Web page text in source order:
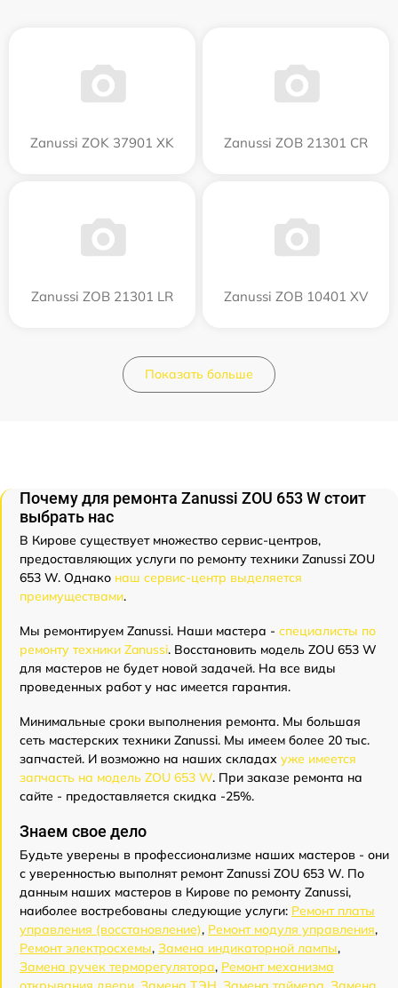
Zanussi ZOK 37901 XK Zanussi ZOB 21301 CR
Zanussi ZOB 21301 LR Zanussi ZOB 10401 XV
Показать больше
Почему для ремонта Zanussi ZOU 653 W стоит
выбрать нас
В Кирове существует множество сервис-центров,
предоставляющих услуги по ремонту техники Zanussi ZOU
653 W. Однако наш сервис-центр выделяется
преимуществами.
Мы ремонтируем Zanussi. Наши мастера - специалисты по
ремонту техники Zanussi. Восстановить модель ZOU 653 W
для мастеров не будет новой задачей. На все виды
проведенных работ у нас имеется гарантия.
Минимальные сроки выполнения ремонта. Мы большая
сеть мастерских техники Zanussi. Мы имеем более 20 тыс.
запчастей. И возможно на наших складах уже имеется
запчасть на модель ZOU 653 W. При заказе ремонта на
сайте - предоставляется скидка -25%.
Знаем свое дело
Будьте уверены в профессионализме наших мастеров - они
с уверенностью выполнят ремонт Zanussi ZOU 653 W. По
данным наших мастеров в Кирове по ремонту Zanussi,
наиболее востребованы следующие услуги: Ремонт платы
управления (восстановление), Ремонт модуля управления,
Ремонт электросхемы, Замена индикаторной лампы,
Замена ручек терморегулятора, Ремонт механизма